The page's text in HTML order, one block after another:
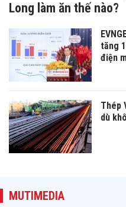
Long làm ăn thế nào?
tăng
điện
Thép
dù
MUTIMEDIA